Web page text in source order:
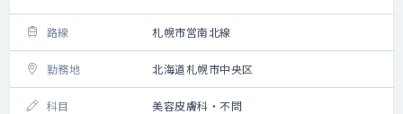
路線 札幌市営南北線
勤務地 北海道札幌市中央区
科目 美容皮膚科・不問